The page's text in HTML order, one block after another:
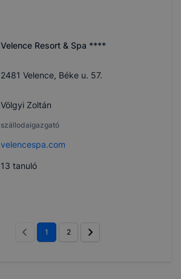
Velence Resort & Spa ****
2481 Velence, Béke u. 57.
Völgyi Zoltán
szállodaigazgató
velencespa.com
13 tanuló
1 2